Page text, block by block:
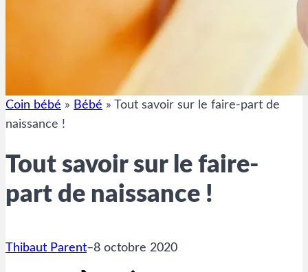
Coin bébé » Bébé » Tout savoir sur le faire-part de
naissance !
Tout savoir sur le faire-
part de naissance !
Thibaut Parent–8 octobre 2020